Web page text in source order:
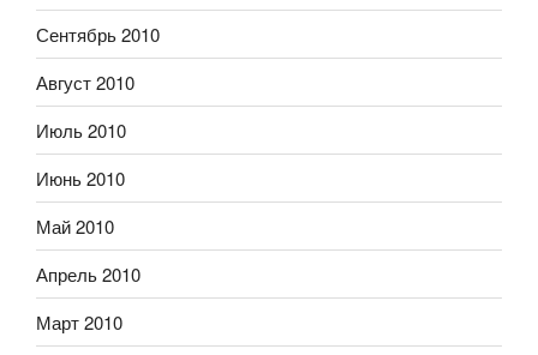
Сентябрь 2010
Август 2010
Июль 2010
Июнь 2010
Май 2010
Апрель 2010
Март 2010